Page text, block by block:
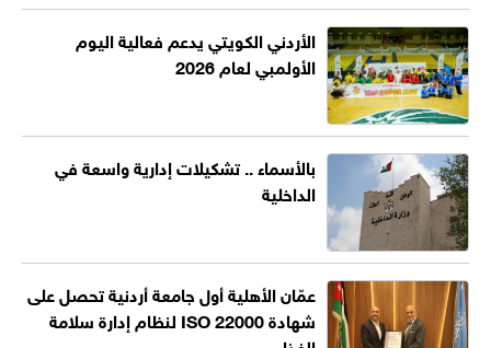
الأردني الكويتي يدعم فعالية اليوم
الأولمبي لعام 2026
بالأسماء .. تشكيلات إدارية واسعة في
الداخلية
عمّان الأهلية أول جامعة أردنية تحصل على
شهادة ISO 22000 لنظام إدارة سلامة